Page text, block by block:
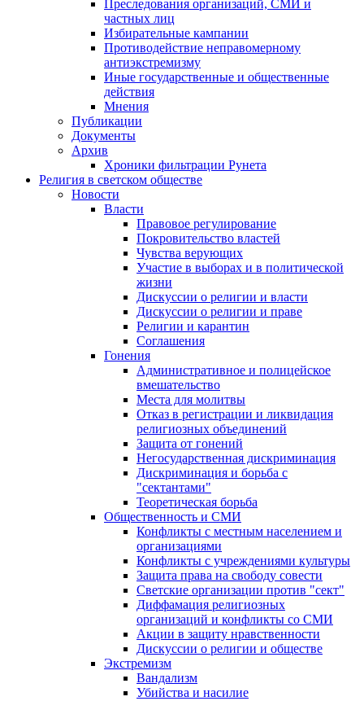
Преследования организаций, СМИ и
частных лиц
Избирательные кампании
Противодействие неправомерному
антиэкстремизму
Иные государственные и общественные
действия
Мнения
Публикации
Документы
Архив
Хроники фильтрации Рунета
Религия в светском обществе
Новости
Власти
Правовое регулирование
Покровительство властей
Чувства верующих
Участие в выборах и в политической
жизни
Дискуссии о религии и власти
Дискуссии о религии и праве
Религии и карантин
Соглашения
Гонения
Административное и полицейское
вмешательство
Места для молитвы
Отказ в регистрации и ликвидация
религиозных объединений
Защита от гонений
Негосударственная дискриминация
Дискриминация и борьба с
"сектантами"
Теоретическая борьба
Общественность и СМИ
Конфликты с местным населением и
организациями
Конфликты с учреждениями культуры
Защита права на свободу совести
Светские организации против "сект"
Диффамация религиозных
организаций и конфликты со СМИ
Акции в защиту нравственности
Дискуссии о религии и обществе
Экстремизм
Вандализм
Убийства и насилие